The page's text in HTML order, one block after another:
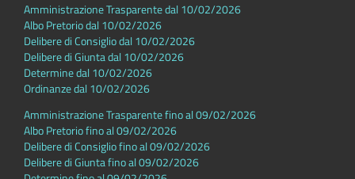
Amministrazione Trasparente dal 10/02/2026
Albo Pretorio dal 10/02/2026
Delibere di Consiglio dal 10/02/2026
Delibere di Giunta dal 10/02/2026
Determine dal 10/02/2026
Ordinanze dal 10/02/2026
Amministrazione Trasparente fino al 09/02/2026
Albo Pretorio fino al 09/02/2026
Delibere di Consiglio fino al 09/02/2026
Delibere di Giunta fino al 09/02/2026